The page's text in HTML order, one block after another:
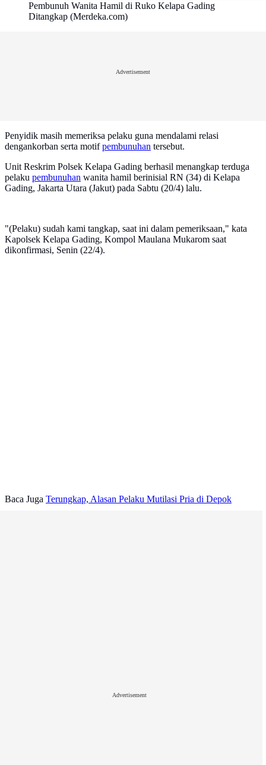
Pembunuh Wanita Hamil di Ruko Kelapa Gading
Ditangkap (Merdeka.com)
Advertisement
Penyidik masih memeriksa pelaku guna mendalami relasi
dengankorban serta motifpembunuhan tersebut.
Unit Reskrim Polsek Kelapa Gading berhasil menangkap terduga
pelaku pembunuhan wanita hamil berinisial RN (34) di Kelapa
Gading, Jakarta Utara (Jakut) pada Sabtu (20/4) lalu.
"(Pelaku) sudah kami tangkap, saat ini dalam pemeriksaan," kata
Kapolsek Kelapa Gading, Kompol Maulana Mukarom saat
dikonfirmasi, Senin (22/4).
Baca Juga Terungkap, Alasan Pelaku Mutilasi Pria di Depok
Advertisement